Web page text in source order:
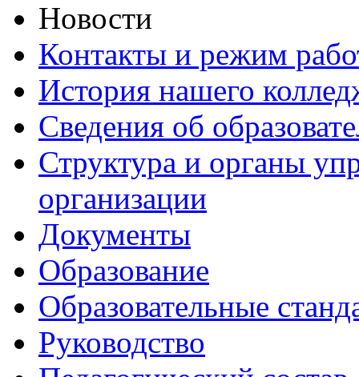
Новости
Контакты и режим
История нашего
Сведения об
Структура и органы
организации
Документы
Образование
Образовательные
Руководство